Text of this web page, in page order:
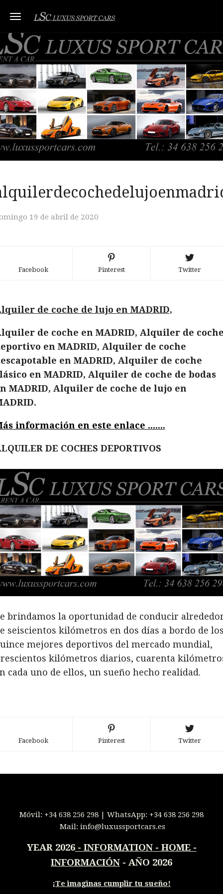
Toggle navigation
19 de abril de 2020
Facebook Pinterest Twitter
de coche de lujo en MADRID,
de coche en MADRID, Alquiler de
en MADRID, Alquiler de coche
en MADRID, Alquiler de coche
en MADRID, Alquiler de coche de bodas
MADRID, Alquiler de coche de lujo en
información en este enlace .......
DE COCHES DEPORTIVOS
brindamos la oportunidad de conducir
seiscientos kilómetros en dos días a bordo de
mejores deportivos del mercado mundial,
kilómetros diarios, cuarenta
cada uno de ellos, un sueño hecho realidad.
Facebook Pinterest Twitter
Móvil: +34 638 256 298 | WhatsApp: +34 638 256 298
Mail: info@luxussportcars.es
YEAR 2026- INFORMATION - HOME -
INFORMACIÓN - AÑO 2026
¡Te imaginas cumplir tu sueño!